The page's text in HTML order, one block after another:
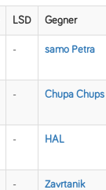
LSD Gegner
- samo Petra
- Chupa Chups
- HAL
-
Zavrtanik